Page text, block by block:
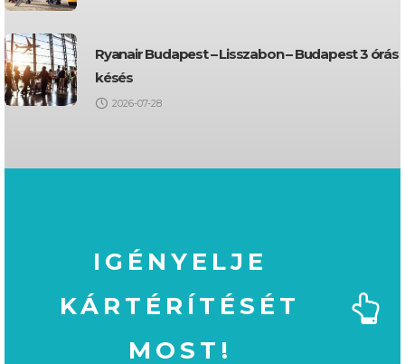
Ryanair Budapest – Lisszabon – Budapest 3 órás
késés
2026-07-28
IGÉNYELJE
KÁRTÉRÍTÉSÉT
MOST!